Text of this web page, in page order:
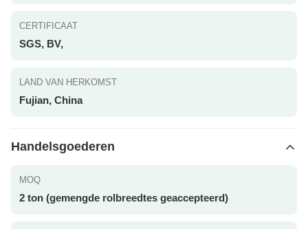
CERTIFICAAT
SGS, BV,
LAND VAN HERKOMST
Fujian, China
Handelsgoederen
MOQ
2 ton (gemengde rolbreedtes geaccepteerd)